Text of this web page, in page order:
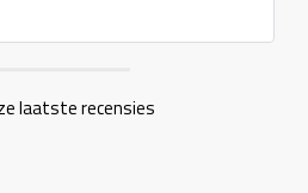
laatste recensies